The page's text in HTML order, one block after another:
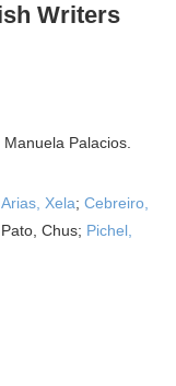
Writers
Palacios.
Arias, Xela;Cebreiro,
Chus; Pichel,